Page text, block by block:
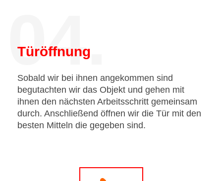
04.
Türöffnung
Sobald wir bei ihnen angekommen sind
begutachten wir das Objekt und gehen mit
ihnen den nächsten Arbeitsschritt gemeinsam
durch. Anschließend öffnen wir die Tür mit den
besten Mitteln die gegeben sind.